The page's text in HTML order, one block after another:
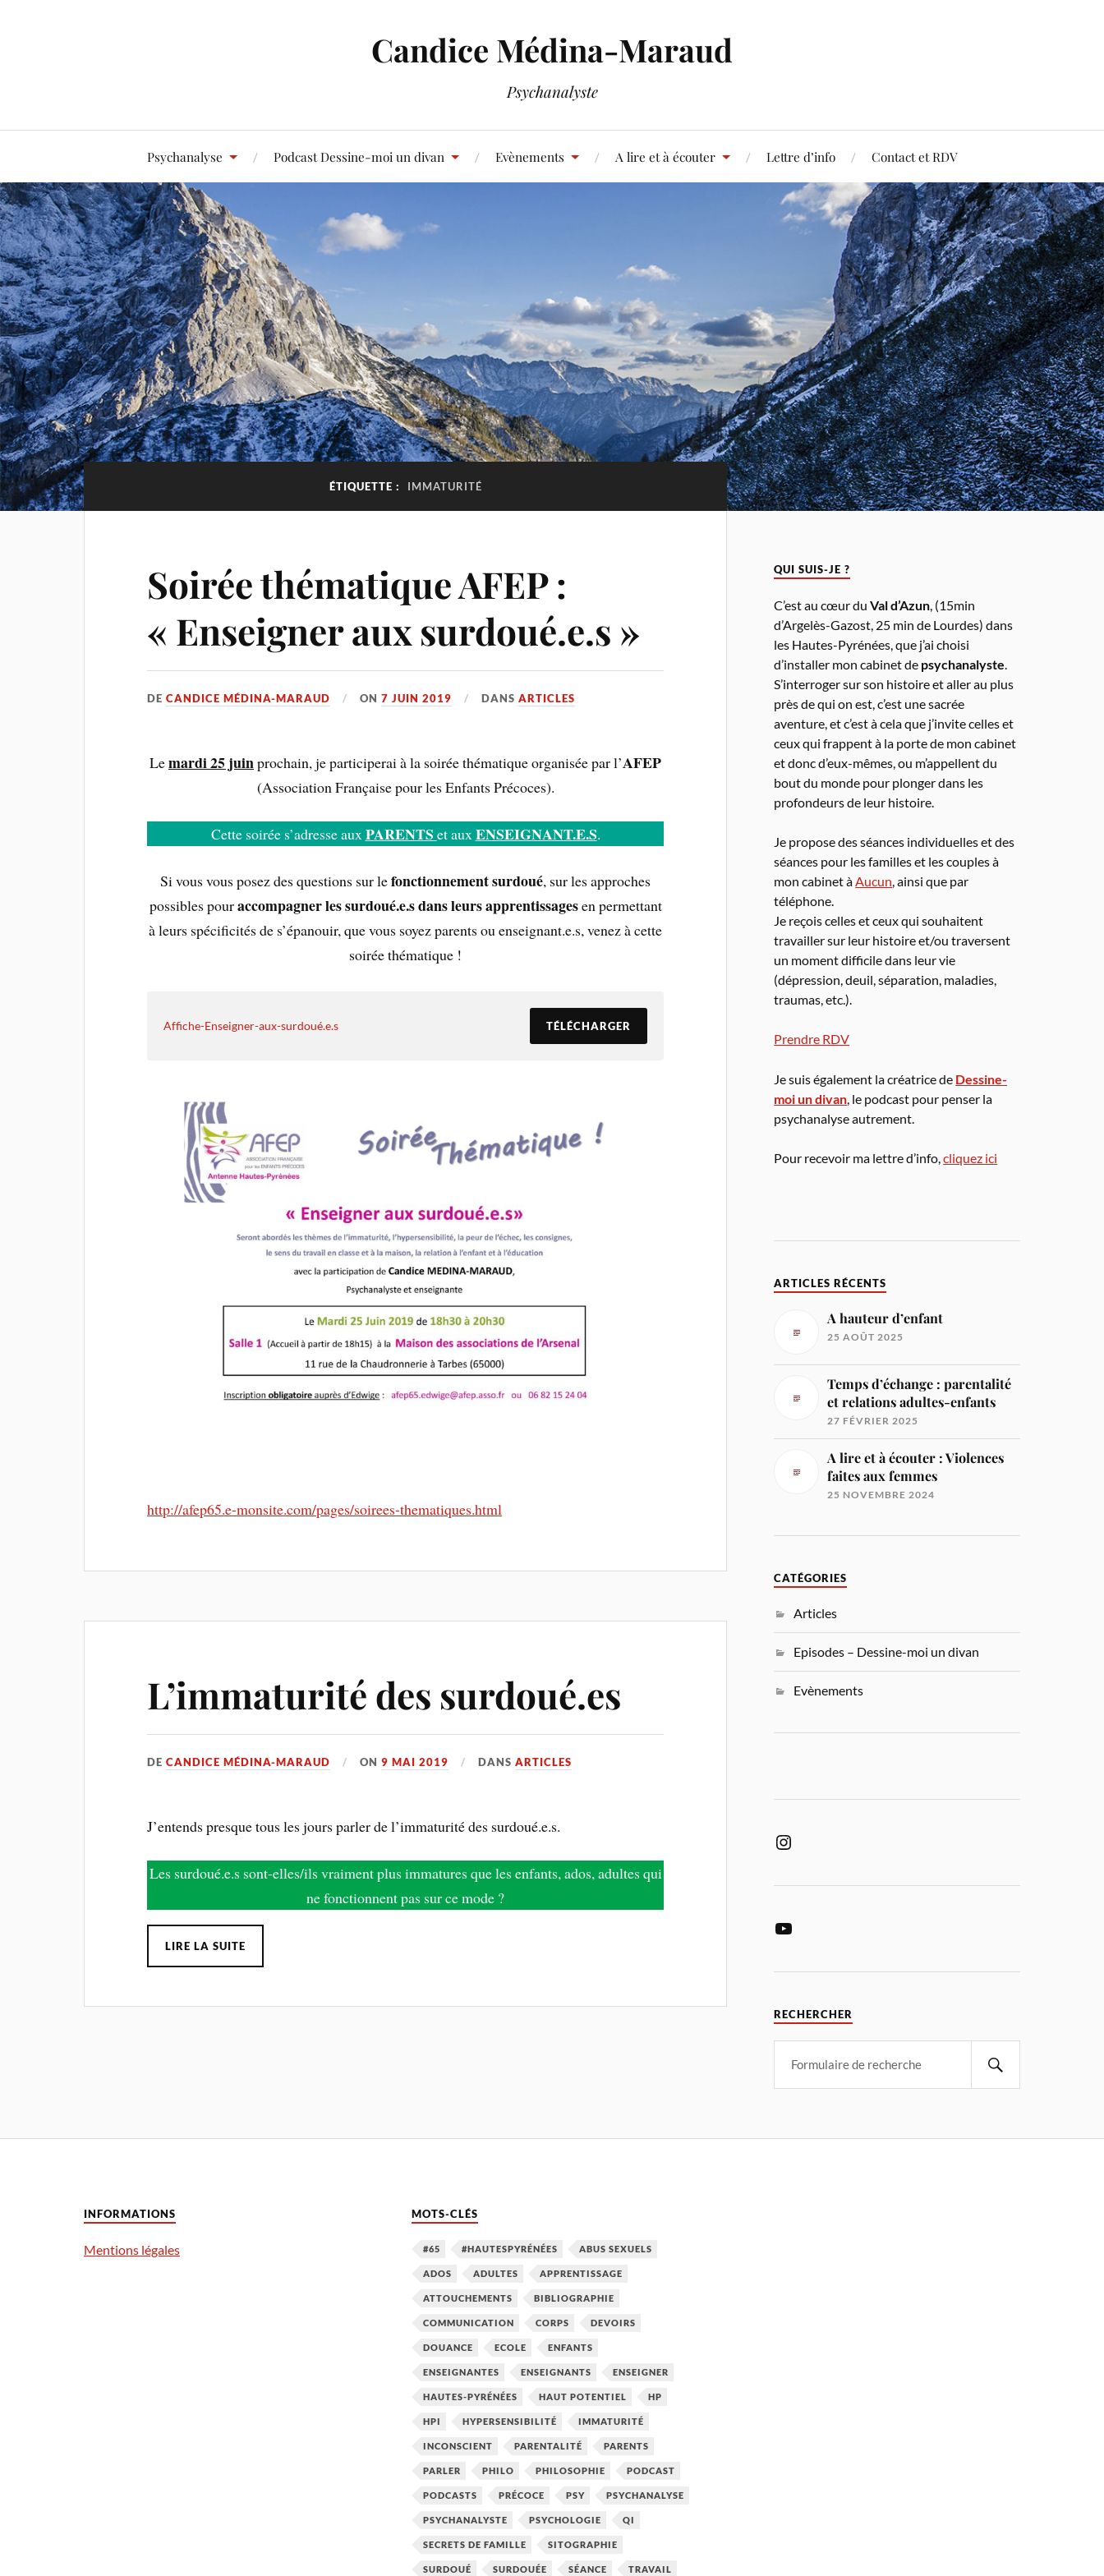
Candice Médina-Maraud
Psychanalyste
Psychanalyse Podcast Dessine-moi un divan Evènements A lire et à écouter Lettre d’info Contact et RDV
ÉTIQUETTE : IMMATURITÉ
Soirée thématique AFEP :
« Enseigner aux surdoué.e.s »
DECANDICE MÉDINA-MARAUD ON7 JUIN 2019 DANSARTICLES
Lemardi 25 juinprochain, je participerai à la soirée thématique organisée par l’AFEP
(Association Française pour les Enfants Précoces).
Cette soirée s’adresse aux PARENTS et aux ENSEIGNANT.E.S.
Si vous vous posez des questions sur lefonctionnement surdoué, sur les approches
possibles pouraccompagner les surdoué.e.s dans leurs apprentissagesen permettant
à leurs spécificités de s’épanouir, que vous soyez parents ou enseignant.e.s, venez à cette
soirée thématique !
Affiche-Enseigner-aux-surdoué.e.s TÉLÉCHARGER
http://afep65.e-monsite.com/pages/soirees-thematiques.html
L’immaturité des surdoué.es
DECANDICE MÉDINA-MARAUD ON9 MAI 2019 DANSARTICLES
J’entends presque tous les jours parler de l’immaturité des surdoué.e.s.
Les surdoué.e.s sont-elles/ils vraiment plus immatures que les enfants, ados, adultes qui
ne fonctionnent pas sur ce mode ?
LIRE LA SUITE
QUI SUIS-JE ?
C’est au cœur duVal d’Azun, (15min
d’Argelès-Gazost, 25 min de Lourdes) dans
les Hautes-Pyrénées, que j’ai choisi
d’installer mon cabinet de psychanalyste.
S’interroger sur son histoire et aller au plus
près de qui on est, c’est une sacrée
aventure, et c’est à cela que j’invite celles et
ceux qui frappent à la porte de mon cabinet
et donc d’eux-mêmes, ou m’appellent du
bout du monde pour plonger dans les
profondeurs de leur histoire.
Je propose des séances individuelles et des
séances pour les familles et les couples à
mon cabinet àAucun, ainsi que par
téléphone.
Je reçois celles et ceux qui souhaitent
travailler sur leur histoire et/ou traversent
un moment difficile dans leur vie
(dépression, deuil, séparation, maladies,
traumas, etc.).
Prendre RDV
Je suis également la créatrice de Dessine-
moi un divan , le podcast pour penser la
psychanalyse autrement.
Pour recevoir ma lettre d’info,cliquez ici
ARTICLES RÉCENTS
A hauteur d’enfant
25 AOÛT 2025
Temps d’échange : parentalité
et relations adultes-enfants
27 FÉVRIER 2025
A lire et à écouter : Violences
faites aux femmes
25 NOVEMBRE 2024
CATÉGORIES
Articles
Episodes – Dessine-moi un divan
Evènements
RECHERCHER
INFORMATIONS
Mentions légales
MOTS-CLÉS
#65 #HAUTESPYRÉNÉES ABUS SEXUELS
ADOS ADULTES APPRENTISSAGE
ATTOUCHEMENTS BIBLIOGRAPHIE
COMMUNICATION CORPS DEVOIRS
DOUANCE ECOLE ENFANTS
ENSEIGNANTES ENSEIGNANTS ENSEIGNER
HAUTES-PYRÉNÉES HAUT POTENTIEL HP
HPI HYPERSENSIBILITÉ IMMATURITÉ
INCONSCIENT PARENTALITÉ PARENTS
PARLER PHILO PHILOSOPHIE PODCAST
PODCASTS PRÉCOCE PSY PSYCHANALYSE
PSYCHANALYSTE PSYCHOLOGIE QI
SECRETS DE FAMILLE SITOGRAPHIE
SURDOUÉ SURDOUÉE SÉANCE TRAVAIL